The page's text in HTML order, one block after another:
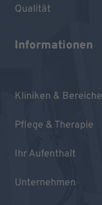
Qualität
Informationen
Kliniken & Bereiche
Pflege & Therapie
Ihr Aufenthalt
Unternehmen